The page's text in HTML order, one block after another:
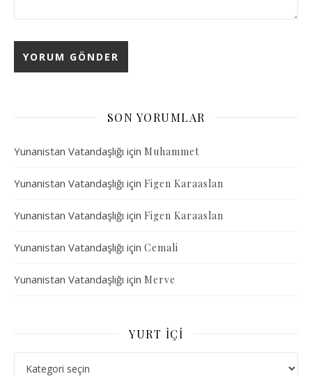
SON YORUMLAR
Yunanistan Vatandaşlığı için Muhammet
Yunanistan Vatandaşlığı için Figen Karaaslan
Yunanistan Vatandaşlığı için Figen Karaaslan
Yunanistan Vatandaşlığı için Cemali
Yunanistan Vatandaşlığı için Merve
YURT İÇI